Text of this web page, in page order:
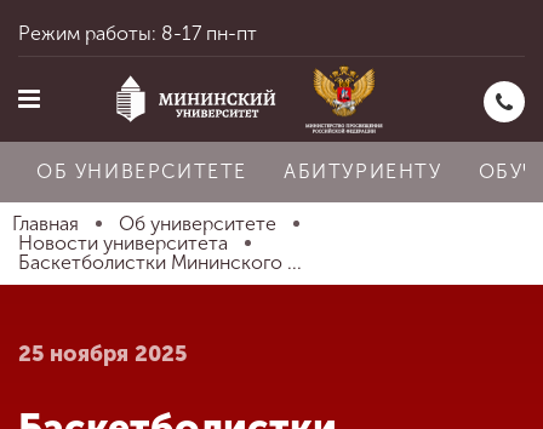
Главная
Режим работы: 8-17 пн-пт
ОБ УНИВЕРСИТЕТЕ АБИТУРИЕНТУ
Главная
Об университете
Новости университета
Баскетболистки Мининского ...
25 ноября 2025